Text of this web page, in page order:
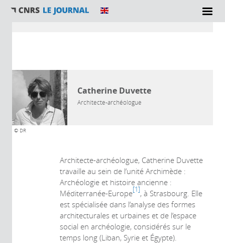
AUTEUR
© DR
Catherine Duvette
Architecte-archéologue
Architecte-archéologue, Catherine Duvette
travaille au sein de l’unité Archimède :
Archéologie et histoire ancienne :
Méditerranée-Europe 1 , à Strasbourg. Elle
est spécialisée dans l’analyse des formes
architecturales et urbaines et de l’espace
social en archéologie, considérés sur le
temps long (Liban, Syrie et Égypte).